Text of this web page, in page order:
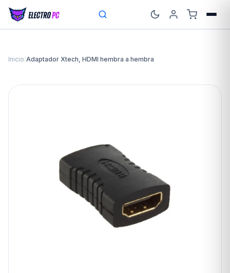
Inicio/Adaptador Xtech, HDMI hembra a hembra